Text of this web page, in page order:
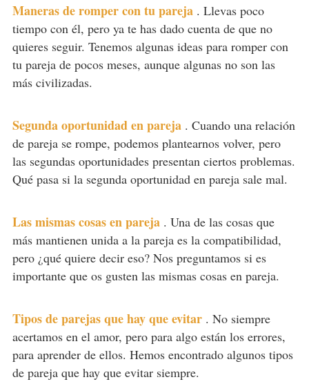
Maneras de romper con tu pareja . Llevas poco
tiempo con él, pero ya te has dado cuenta de que no
quieres seguir. Tenemos algunas ideas para romper con
tu pareja de pocos meses, aunque algunas no son las
más civilizadas.
Segunda oportunidad en pareja . Cuando una relación
de pareja se rompe, podemos plantearnos volver, pero
las segundas oportunidades presentan ciertos problemas.
Qué pasa si la segunda oportunidad en pareja sale mal.
Las mismas cosas en pareja . Una de las cosas que
más mantienen unida a la pareja es la compatibilidad,
pero ¿qué quiere decir eso? Nos preguntamos si es
importante que os gusten las mismas cosas en pareja.
Tipos de parejas que hay que evitar . No siempre
acertamos en el amor, pero para algo están los errores,
para aprender de ellos. Hemos encontrado algunos tipos
de pareja que hay que evitar siempre.